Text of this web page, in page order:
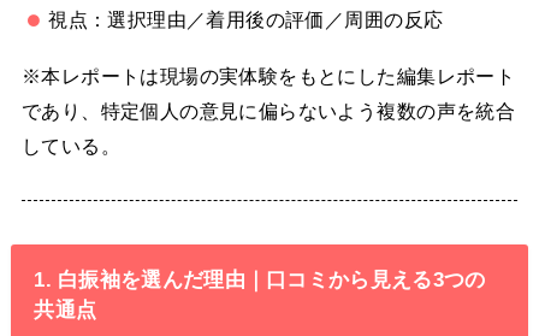
視点：選択理由／着用後の評価／周囲の反応
※本レポートは現場の実体験をもとにした編集レポート
であり、特定個人の意見に偏らないよう複数の声を統合
している。
1. 白振袖を選んだ理由｜口コミから見える3つの
共通点